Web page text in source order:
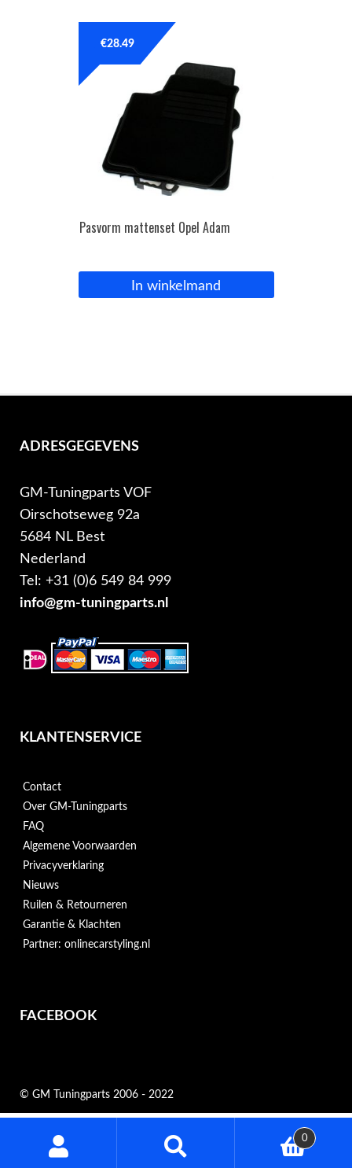
Pasvorm mattenset Opel Adam
€28.49
In winkelmand
ADRESGEGEVENS
GM-Tuningparts VOF
Oirschotseweg 92a
5684 NL Best
Nederland
Tel: +31 (0)6 549 84 999
info@gm-tuningparts.nl
KLANTENSERVICE
Contact
Over GM-Tuningparts
FAQ
Algemene Voorwaarden
Privacyverklaring
Nieuws
Ruilen & Retourneren
Garantie & Klachten
Partner: onlinecarstyling.nl
FACEBOOK
© GM Tuningparts 2006 - 2022
0